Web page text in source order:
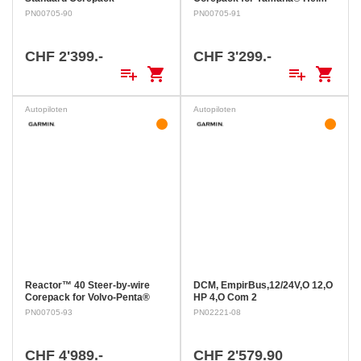
PN00705-90
CHF 2'399.-
playlist_add shopping_cart
Master™
PN00705-91
CHF 3'299.-
playlist_add shopping_cart
Autopiloten
Reactor™ 40 Steer-by-wire
Corepack for Volvo-Penta®
PN00705-93
CHF 4'989.-
Autopiloten
DCM, EmpirBus,12/24V,O 12,O
HP 4,O Com 2
PN02221-08
CHF 2'579.90